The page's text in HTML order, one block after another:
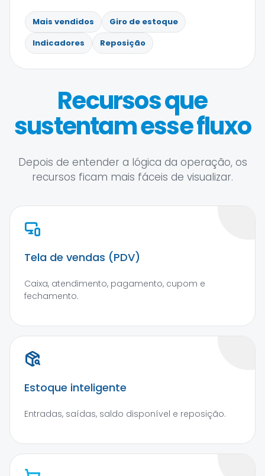
Mais vendidos
Giro de estoque
Indicadores
Reposição
Recursos que
sustentam esse fluxo
Depois de entender a lógica da operação, os
recursos ficam mais fáceis de visualizar.
Tela de vendas (PDV)
Caixa, atendimento, pagamento, cupom e
fechamento.
Estoque inteligente
Entradas, saídas, saldo disponível e reposição.